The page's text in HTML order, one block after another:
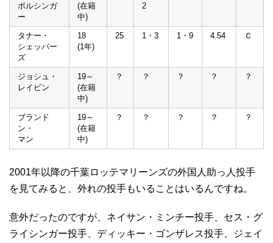
ボルシンガ
ー
(在籍
中)
2
タナー・
シェッパー
ズ
18
(1年)
25 1・3 1・9 4.54 Ｃ
ジョシュ・
レイビン
19～
(在籍
中)
？ ？ ？ ？ ？
ブランド
ン・
マン
19～
(在籍
中)
？ ？ ？ ？ ？
2001年以降の千葉ロッテマリーンズの外国人助っ人投手
を見てみると、外れの投手もいることはいるんですね。
意外だったのですが、ネイサン・ミンチー投手、セス・グ
ライシンガー投手、ディッキー・ゴンザレス投手、ジェイ